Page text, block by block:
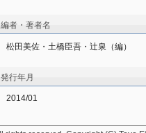
編者・著者名
松田美佐・土橋臣吾・辻泉（編）
発行年月
2014/01